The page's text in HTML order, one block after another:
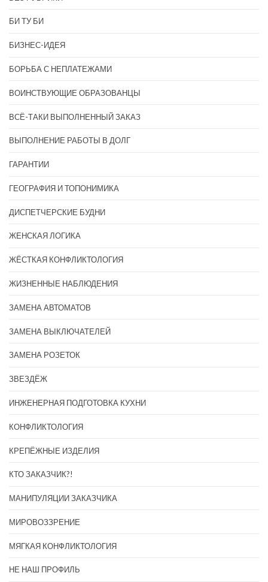
БИ ТУ БИ
БИЗНЕС-ИДЕЯ
БОРЬБА С НЕПЛАТЕЖАМИ
ВОИНСТВУЮЩИЕ ОБРАЗОВАНЦЫ
ВСЁ-ТАКИ ВЫПОЛНЕННЫЙ ЗАКАЗ
ВЫПОЛНЕНИЕ РАБОТЫ В ДОЛГ
ГАРАНТИИ
ГЕОГРАФИЯ И ТОПОНИМИКА
ДИСПЕТЧЕРСКИЕ БУДНИ
ЖЕНСКАЯ ЛОГИКА
ЖЁСТКАЯ КОНФЛИКТОЛОГИЯ
ЖИЗНЕННЫЕ НАБЛЮДЕНИЯ
ЗАМЕНА АВТОМАТОВ
ЗАМЕНА ВЫКЛЮЧАТЕЛЕЙ
ЗАМЕНА РОЗЕТОК
ЗВЕЗДЁЖ
ИНЖЕНЕРНАЯ ПОДГОТОВКА КУХНИ
КОНФЛИКТОЛОГИЯ
КРЕПЁЖНЫЕ ИЗДЕЛИЯ
КТО ЗАКАЗЧИК?!
МАНИПУЛЯЦИИ ЗАКАЗЧИКА
МИРОВОЗЗРЕНИЕ
МЯГКАЯ КОНФЛИКТОЛОГИЯ
НЕ НАШ ПРОФИЛЬ